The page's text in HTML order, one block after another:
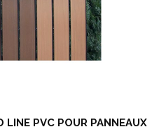
LINE PVC POUR PANNEAUX